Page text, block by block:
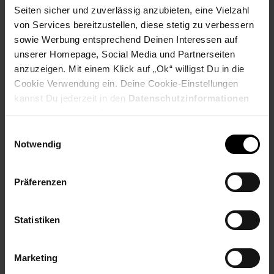
Seiten sicher und zuverlässig anzubieten, eine Vielzahl
von Services bereitzustellen, diese stetig zu verbessern
sowie Werbung entsprechend Deinen Interessen auf
unserer Homepage, Social Media und Partnerseiten
anzuzeigen. Mit einem Klick auf „Ok“ willigst Du in die
Cookie Verwendung ein. Deine Cookie-Einstellungen
kannst Du jederzeit in den Datenschutzinformationen
Notwendig
Präferenzen
Statistiken
Marketing
Discount zu den wichtigsten Arbeitgebern im
Lebensmitteleinzelhandel. Wir wollen wachsen,
neue Arbeits- und Ausbildungsplätze schaffen
und sind daher immer auf der Suche nach neuen
Mitarbeitenden, die in den verschiedensten
Bereichen dafür sorgen, dass unsere
Logistikprozesse reibungslos laufen.
Interesse geweckt? Dann bewerben Sie sich
jetzt ganz einfach online über den „Bewerben“-